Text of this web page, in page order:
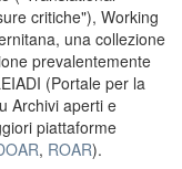
critiche"), Working
una collezione
prevalentemente
(Portale per la
Archivi aperti e
piattaforme
, ROAR).